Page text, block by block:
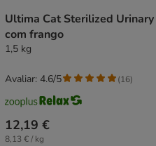
Ultima Cat Sterilized Urinary
com frango
1,5 kg
12,19 €
8,13 € / kg
Avaliar: 4.6/5 (16)